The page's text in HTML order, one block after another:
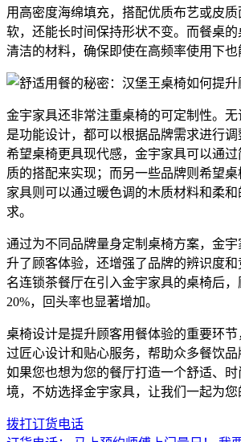
用高密度海绵填充，搭配优质布艺或皮
软，还能长时间保持形状不变。而餐桌
清洁的材料，确保即使在高频率使用下也
金宇家具还非常注重桌椅的可定制性。
是功能设计，都可以根据品牌需求进行
希望桌椅更具现代感，金宇家具可以通
质的搭配来实现；而另一些品牌则希望
家具则可以通过暖色调的木质材料和柔
求。
通过为不同品牌量身定制桌椅方案，金
升了顾客体验，还增强了品牌的辨识度
名连锁茶餐厅在引入金宇家具的桌椅后
20%，回头率也显著增加。
桌椅设计是提升顾客用餐体验的重要环
过匠心设计和贴心服务，帮助众多餐饮品
如果您也想为您的餐厅打造一个舒适、
境，不妨选择金宇家具，让我们一起为您
拨打订货电话